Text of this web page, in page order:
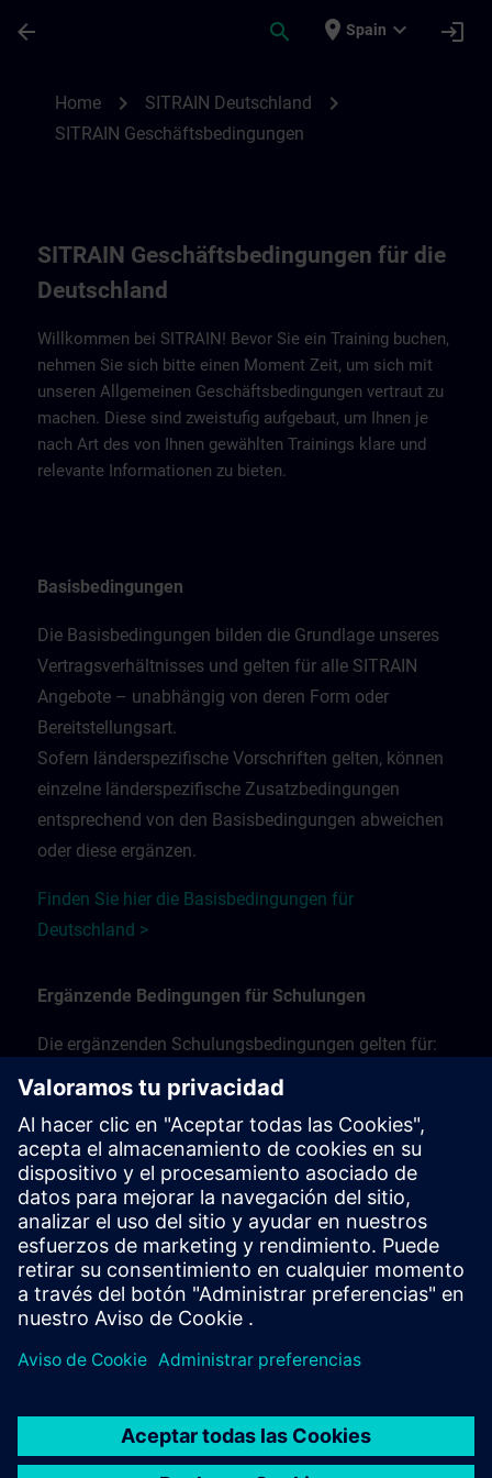
arrow_back search place Spain expand_more login
Home chevron_right SITRAIN Deutschland chevron_right
SITRAIN Geschäftsbedingungen
SITRAIN Geschäftsbedingungen für die
Deutschland
Willkommen bei SITRAIN! Bevor Sie ein Training buchen,
nehmen Sie sich bitte einen Moment Zeit, um sich mit
unseren Allgemeinen Geschäftsbedingungen vertraut zu
machen. Diese sind zweistufig aufgebaut, um Ihnen je
nach Art des von Ihnen gewählten Trainings klare und
relevante Informationen zu bieten.
Basisbedingungen
Die Basisbedingungen bilden die Grundlage unseres
Vertragsverhältnisses und gelten für alle SITRAIN
Angebote – unabhängig von deren Form oder
Bereitstellungsart.
Sofern länderspezifische Vorschriften gelten, können
einzelne länderspezifische Zusatzbedingungen
entsprechend von den Basisbedingungen abweichen
oder diese ergänzen.
Finden Sie hier die Basisbedingungen für
Deutschland >
Ergänzende Bedingungen für Schulungen
Die ergänzenden Schulungsbedingungen gelten für:
Präsenzschulungen, Präsenzkurse und Schulungen
vor Ort
Live-Online-Schulungen per Fernzugriff
Workshop-Schulungen.
Finden Sie hier die ergänzenden
Schulungsbedingungen >